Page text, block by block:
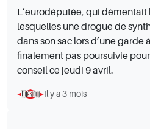
L’eurodéputée, qui démentait
lesquelles une drogue de
dans son sac lors d’une garde
finalement pas poursuivie
conseil ce jeudi 9 avril.
Il y a 3 mois